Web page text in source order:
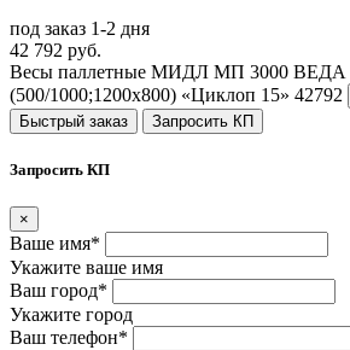
под заказ 1-2 дня
42 792 руб.
Весы паллетные МИДЛ МП 3000 ВЕДА
(500/1000;1200x800) «Циклоп 15» 42792
Быстрый заказ
Запросить КП
Запросить КП
×
Ваше имя*
Укажите ваше имя
Ваш город*
Укажите город
Ваш телефон*